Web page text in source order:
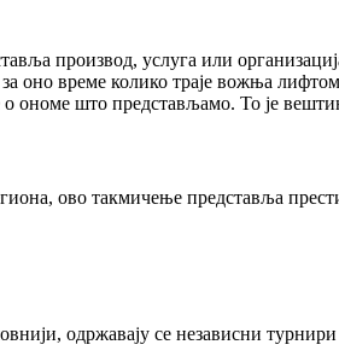
производ, услуга или
оно време колико траје вожња
ономе што представљамо. То је
ово такмичење представља
одржавају се независни